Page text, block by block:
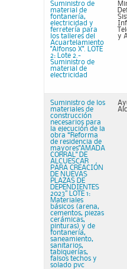
Suministro de
material de
fontanería,
electricidad y
ferretería para
los talleres del
Acuartelamiento
"Alfonso X". LOTE
2: Lote 2.-
Suministro de
material de
electricidad
y
Suministro de los
materiales de
construcción
necesarios para
la ejecución de la
obra “Reforma
de residencia de
mayores"AMADA
CORRAL" DE
ALCUESCAR
PARA CREACIÓN
DE NUEVAS
PLAZAS DE
DEPENDIENTES
2023” LOTE 1:
Materiales
básicos (arena,
cementos, piezas
cerámicas,
pinturas) y de
fontanería,
saneamiento,
sanitarios,
tabiquerías,
falsos techos y
solado pvc